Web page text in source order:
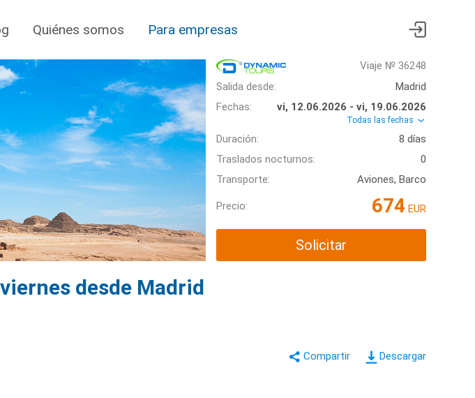
Quiénes somos Para empresas
Viaje № 36248
Salida desde:
Madrid
Fechas:
vi, 12.06.2026 - vi, 19.06.2026
Todas las fechas
Duración:
8 días
Traslados nocturnos:
0
Transporte:
Aviones, Barco
Precio: 674 EUR
Solicitar
desde Madrid
Descargar